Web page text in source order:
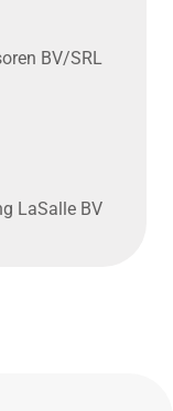
BV/SRL
LaSalle BV